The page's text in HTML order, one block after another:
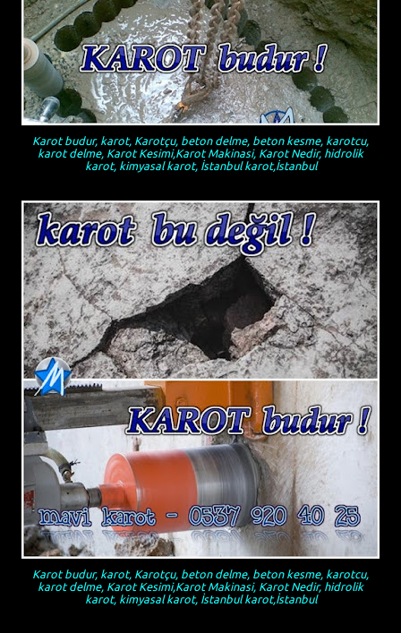
Karot budur, karot, Karotçu, beton delme, beton kesme, karotcu,
karot delme, Karot Kesimi,Karot Makinasi, Karot Nedir, hidrolik
karot, kimyasal karot, İstanbul karot,İstanbul
Karot budur, karot, Karotçu, beton delme, beton kesme, karotcu,
karot delme, Karot Kesimi,Karot Makinasi, Karot Nedir, hidrolik
karot, kimyasal karot, İstanbul karot,İstanbul